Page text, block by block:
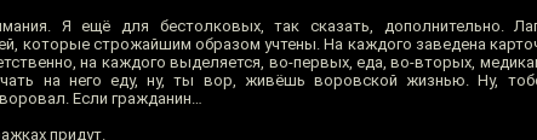
Я ещё для бестолковых, так сказать, дополнительно.
которые строжайшим образом учтены. На каждого заведена
на каждого выделяется, во-первых, еда, во-вторых,
на него еду, ну, ты вор, живёшь воровской жизнью. Ну,
Если гражданин…
придут.